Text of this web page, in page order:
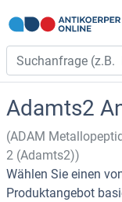
Adamts2
(ADAM
2 (Adamts2))
Wählen Sie einen
Produktangebot